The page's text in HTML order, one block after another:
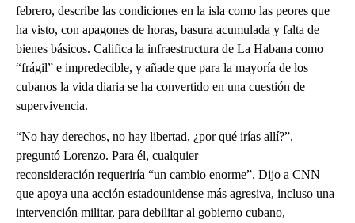
febrero, describe las condiciones en la isla como las peores que
ha visto, con apagones de horas, basura acumulada y falta de
bienes básicos. Califica la infraestructura de La Habana como
“frágil” e impredecible, y añade que para la mayoría de los
cubanos la vida diaria se ha convertido en una cuestión de
supervivencia.
“No hay derechos, no hay libertad, ¿por qué irías allí?”,
preguntó Lorenzo. Para él, cualquier
reconsideración requeriría “un cambio enorme”. Dijo a CNN
que apoya una acción estadounidense más agresiva, incluso una
intervención militar, para debilitar al gobierno cubano,